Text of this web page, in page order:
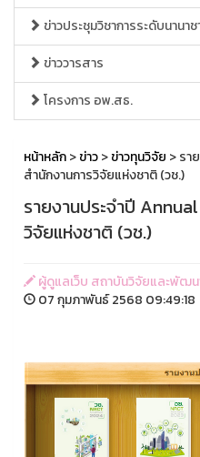
ข่าวประชุมวิชาการระดับนานา
ข่าววารสาร
โครงการ อพ.สธ.
หน้าหลัก>ข่าว>ข่าวทุนวิจัย > รา
สำนักงานการวิจัยแห่งชาติ (วช.)
รายงานประจำปี
วิจัยแห่งชาติ (วช.)
ผู้ดูแลเว็บ สถาบันวิจัยและพัฒ
07 กุมภาพันธ์ 2568 09:49:18